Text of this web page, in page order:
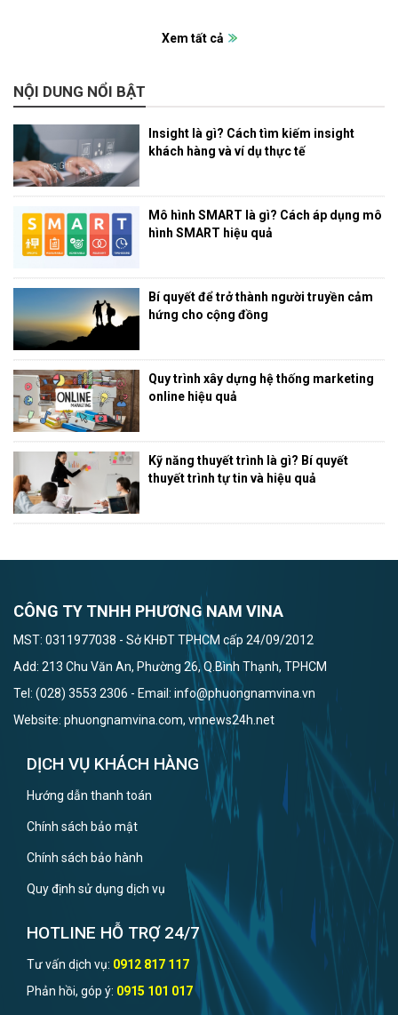
Xem tất cả
NỘI DUNG NỔI BẬT
Insight là gì? Cách tìm kiếm insight
khách hàng và ví dụ thực tế
Mô hình SMART là gì? Cách áp dụng mô
hình SMART hiệu quả
Bí quyết để trở thành người truyền cảm
hứng cho cộng đồng
Quy trình xây dựng hệ thống marketing
online hiệu quả
Kỹ năng thuyết trình là gì? Bí quyết
thuyết trình tự tin và hiệu quả
CÔNG TY TNHH PHƯƠNG NAM VINA
MST: 0311977038 - Sở KHĐT TPHCM cấp 24/09/2012
Add: 213 Chu Văn An, Phường 26, Q.Bình Thạnh, TPHCM
Tel: (028) 3553 2306 - Email: info@phuongnamvina.vn
Website: phuongnamvina.com, vnnews24h.net
DỊCH VỤ KHÁCH HÀNG
Hướng dẫn thanh toán
Chính sách bảo mật
Chính sách bảo hành
Quy định sử dụng dịch vụ
HOTLINE HỖ TRỢ 24/7
Tư vấn dịch vụ: 0912 817 117
Phản hồi, góp ý: 0915 101 017